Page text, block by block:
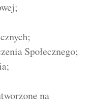
Społecznego;
na